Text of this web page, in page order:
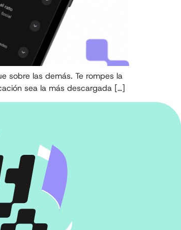
sobre las demás. Te rompes la
sea la más descargada […]